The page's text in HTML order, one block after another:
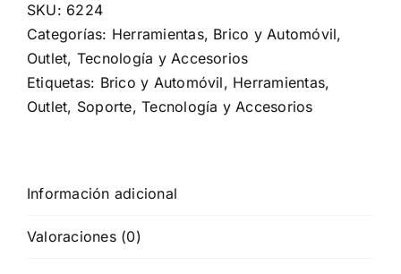
SKU: 6224
Categorías: Herramientas, Brico y Automóvil,
Outlet, Tecnología y Accesorios
Etiquetas: Brico y Automóvil, Herramientas,
Outlet, Soporte,Tecnología y Accesorios
Información adicional
Valoraciones (0)